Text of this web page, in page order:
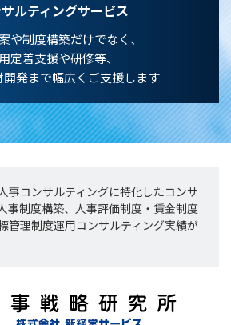
ルティングサービス
や制度構築だけでなく、
定着支援や研修等、
発まで幅広くご支援します
事コンサルティングに特化したコンサ
事制度構築、人事評価制度・賃金制度
管理制度運用コンサルティング実績が